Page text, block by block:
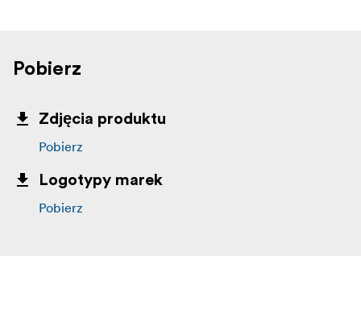
Pobierz
Zdjęcia produktu
Pobierz
Logotypy marek
Pobierz